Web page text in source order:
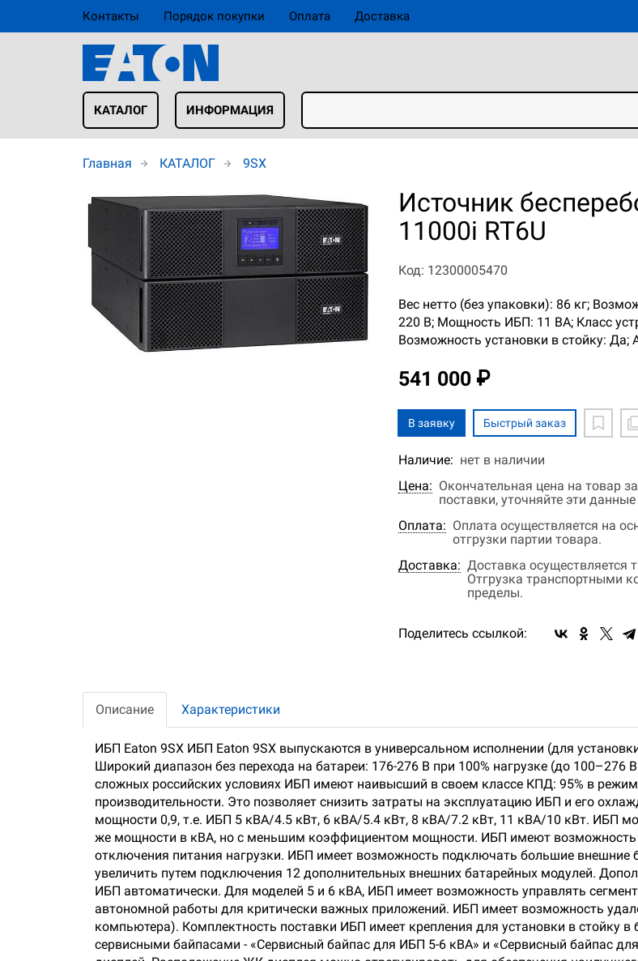
Контакты Порядок покупки Оплата Доставка
КАТАЛОГ ИНФОРМАЦИЯ
Главная КАТАЛОГ 9SX
Источник
11000i RT6U
Код: 12300005470
Вес нетто (без упаковки): 86 кг;
220 В; Мощность ИБП: 11 ВА; Класс
Возможность установки в стойку: Да;
541 000 ₽
В заявку Быстрый заказ
Наличие: нет в наличии
Цена: Окончательная цена на товар
поставки, уточняйте эти
Оплата: Оплата осуществляется на
отгрузки партии товара.
Доставка: Доставка
Отгрузка транспортными
пределы.
Поделитесь ссылкой:
Описание Характеристики
ИБП Eaton 9SX ИБП Eaton 9SX выпускаются в универсальном исполнении (для
Широкий диапазон без перехода на батареи: 176-276 В при 100% нагрузке (до
сложных российских условиях ИБП имеют наивысший в своем классе КПД: 95% в
производительности. Это позволяет снизить затраты на эксплуатацию ИБП и его
мощности 0,9, т.е. ИБП 5 кВА/4.5 кВт, 6 кВА/5.4 кВт, 8 кВА/7.2 кВт, 11 кВА/10 кВт. ИБП
же мощности в кВА, но с меньшим коэффициентом мощности. ИБП имеют возможность
отключения питания нагрузки. ИБП имеет возможность подключать большие
увеличить путем подключения 12 дополнительных внешних батарейных модулей.
ИБП автоматически. Для моделей 5 и 6 кВА, ИБП имеет возможность управлять
автономной работы для критически важных приложений. ИБП имеет возможность
компьютера). Комплектность поставки ИБП имеет крепления для установки в стойку
сервисными байпасами - «Сервисный байпас для ИБП 5-6 кВА» и «Сервисный байпас